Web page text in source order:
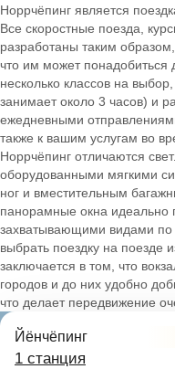
Норрчёпинг является
Все скоростные поезда,
разработаны таким
что им может понадобиться
несколько классов на
занимает около 3 часов) и
ежедневными
также к вашим услугам во
Норрчёпинг отличаются
оборудованными мягкими
ног и вместительным
панорамные окна идеально
захватывающими видами
выбрать поездку на поезде
заключается в том, что
городов и до них удобно
что делает передвижение
Йёнчёпинг
1 станция